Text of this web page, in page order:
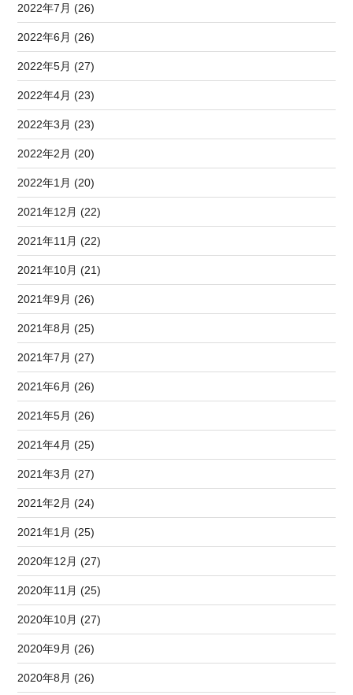
2022年7月 (26)
2022年6月 (26)
2022年5月 (27)
2022年4月 (23)
2022年3月 (23)
2022年2月 (20)
2022年1月 (20)
2021年12月 (22)
2021年11月 (22)
2021年10月 (21)
2021年9月 (26)
2021年8月 (25)
2021年7月 (27)
2021年6月 (26)
2021年5月 (26)
2021年4月 (25)
2021年3月 (27)
2021年2月 (24)
2021年1月 (25)
2020年12月 (27)
2020年11月 (25)
2020年10月 (27)
2020年9月 (26)
2020年8月 (26)